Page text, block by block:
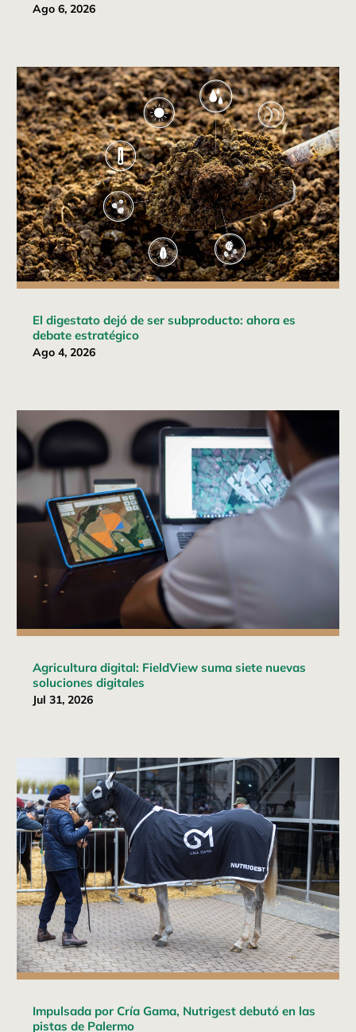
Ago 6, 2026
El digestato dejó de ser subproducto: ahora es
debate estratégico
Ago 4, 2026
Agricultura digital: FieldView suma siete nuevas
soluciones digitales
Jul 31, 2026
Impulsada por Cría Gama, Nutrigest debutó en las
pistas de Palermo